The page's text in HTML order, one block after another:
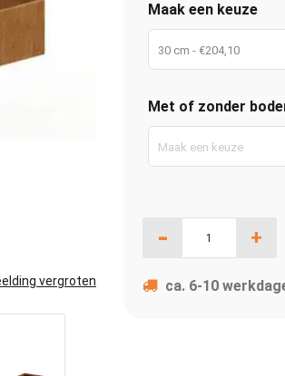
vergroten
Maak een keuze
30 cm - €204,10
Met of zonder
Maak een keuze
- +
ca. 6-10